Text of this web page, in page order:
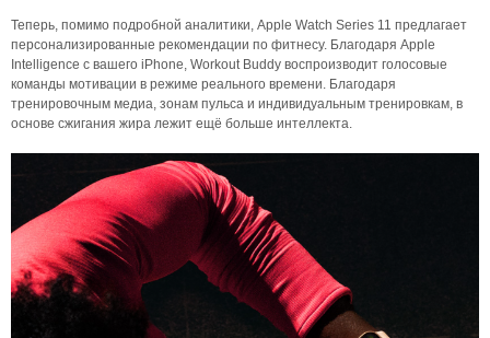
Теперь, помимо подробной аналитики, Apple Watch Series 11 предлагает
персонализированные рекомендации по фитнесу. Благодаря Apple
Intelligence с вашего iPhone, Workout Buddy воспроизводит голосовые
команды мотивации в режиме реального времени. Благодаря
тренировочным медиа, зонам пульса и индивидуальным тренировкам, в
основе сжигания жира лежит ещё больше интеллекта.